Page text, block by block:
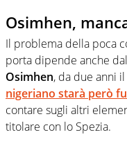
Osimhen,
Il problema della poca
porta dipende anche
Osimhen, da due anni
nigeriano starà però
contare sugli altri
titolare con lo Spezia.